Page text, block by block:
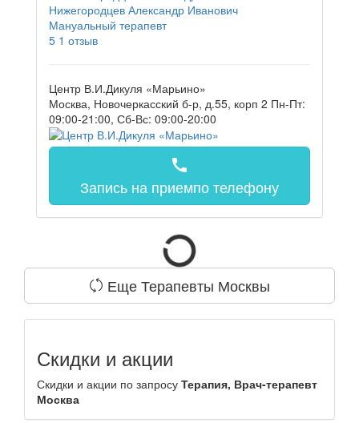
Нижегородцев Александр Иванович
Мануальный терапевт
5 1 отзыв
Центр В.И.Дикуля «Марьино»
Москва, Новочеркасский б-р, д.55, корп 2 Пн-Пт:
09:00-21:00, Сб-Вс: 09:00-20:00
call
Запись на приемпо телефону
Еще Терапевты Москвы
Скидки и акции
Скидки и акции по запросу Терапия, Врач-терапевт
Москва